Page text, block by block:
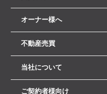
オーナー様へ
不動産売買
当社について
ご契約者様向け